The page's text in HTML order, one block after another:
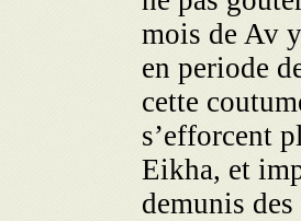
mois de Av
en periode
cette
s’efforcent
Eikha, et
demunis